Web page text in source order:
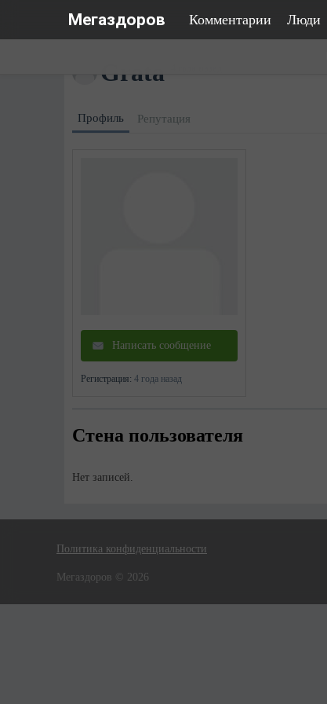
Мегаздоров Комментарии Люди
Grata
Профиль Репутация
Написать сообщение
Регистрация: 4 года назад
Стена пользователя
Нет записей.
Политика конфиденциальности
Мегаздоров © 2026